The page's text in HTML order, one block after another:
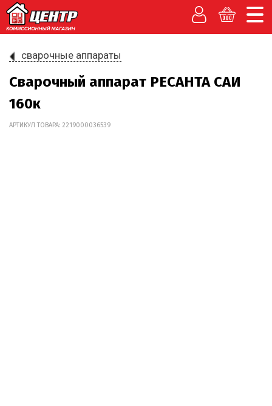
сварочные аппараты
Сварочный аппарат РЕСАНТА САИ
160к
АРТИКУЛ ТОВАРА: 2219000036539